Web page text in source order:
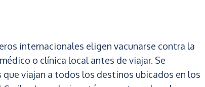
internacionales eligen vacunarse contra la
o clínica local antes de viajar. Se
viajan a todos los destinos ubicados en los